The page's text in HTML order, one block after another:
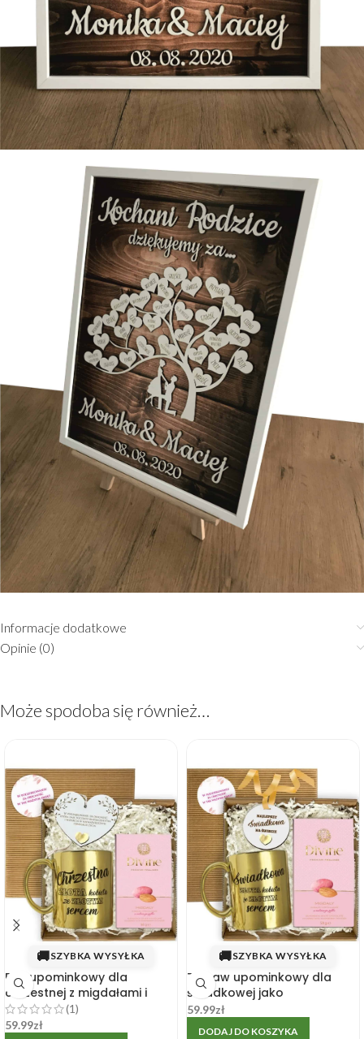
Informacje dodatkowe
Opinie (0)
Może spodoba się również…
🚚SZYBKA WYSYŁKA
Box upominkowy dla
chrzestnej z migdałami i
zawieszką – złoty kubek
(1)
59.99zł
🚚SZYBKA WYSYŁKA
Zestaw upominkowy dla
świadkowej jako
podziękowanie ślubne
59.99zł
DODAJ DO KOSZYKA